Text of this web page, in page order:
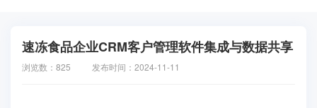
速冻食品企业CRM客户管理软件集成与数据共享
浏览数：825 发布时间：2024-11-11